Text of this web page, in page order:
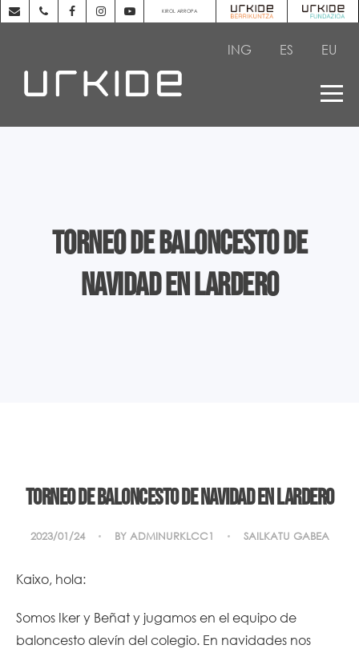
KIROL ARROPA
ING ES EU
TORNEO DE BALONCESTO DE
NAVIDAD EN LARDERO
TORNEO DE BALONCESTO DE NAVIDAD EN LARDERO
2023/01/24 BY ADMINURKLCC1 SAILKATU GABEA
Kaixo, hola:
Somos Iker y Beñat y jugamos en el equipo de
baloncesto alevín del colegio. En navidades nos